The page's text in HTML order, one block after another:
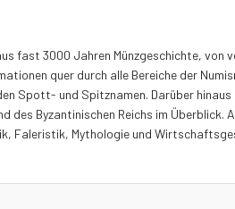
fast 3000 Jahren Münzgeschichte,
quer durch alle Bereiche der
Spott- und Spitznamen. Darüber
des Byzantinischen Reichs im
Faleristik, Mythologie und